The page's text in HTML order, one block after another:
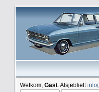
Welkom, Gast . Alsjeblieft